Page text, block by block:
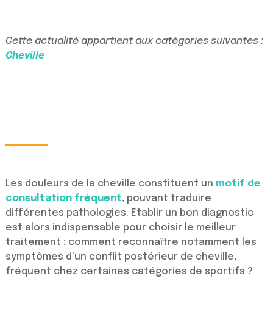
Cette actualité appartient aux catégories suivantes :
Cheville
Les douleurs de la cheville constituent un motif de
consultation fréquent, pouvant traduire
différentes pathologies. Etablir un bon diagnostic
est alors indispensable pour choisir le meilleur
traitement : comment reconnaître notamment les
symptômes d’un conflit postérieur de cheville,
fréquent chez certaines catégories de sportifs ?